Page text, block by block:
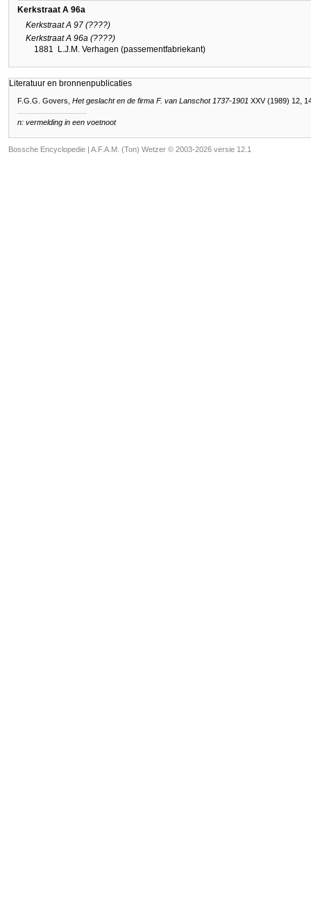
Kerkstraat A 96a
Kerkstraat A 97 (????)
Kerkstraat A 96a (????)
1881
L.J.M. Verhagen (passementfabriekant)
Literatuur en bronnenpublicaties
F.G.G. Govers, Het geslacht en de firma F. van Lanschot 1737-1901 XXV (1989) 12,
n: vermelding in een voetnoot
Bossche Encyclopedie | A.F.A.M. (Ton) Wetzer © 2003-2026 versie 12.1